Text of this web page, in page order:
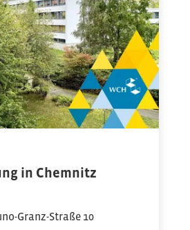
in Chemnitz
Granz-Straße 10